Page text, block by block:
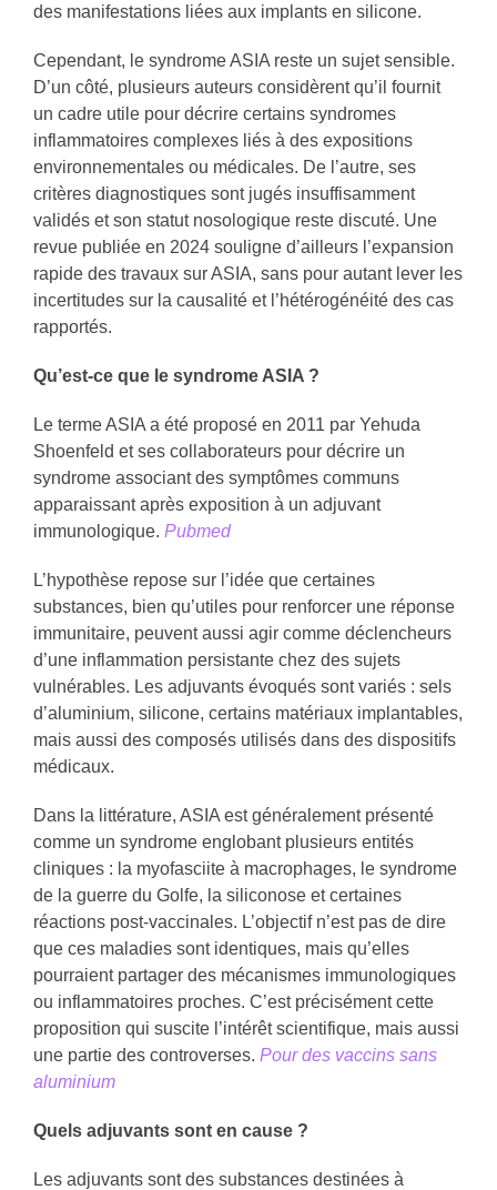
des manifestations liées aux implants en silicone.
Cependant, le syndrome ASIA reste un sujet sensible.
D’un côté, plusieurs auteurs considèrent qu’il fournit
un cadre utile pour décrire certains syndromes
inflammatoires complexes liés à des expositions
environnementales ou médicales. De l’autre, ses
critères diagnostiques sont jugés insuffisamment
validés et son statut nosologique reste discuté. Une
revue publiée en 2024 souligne d’ailleurs l’expansion
rapide des travaux sur ASIA, sans pour autant lever les
incertitudes sur la causalité et l’hétérogénéité des cas
rapportés.
Qu’est-ce que le syndrome ASIA ?
Le terme ASIA a été proposé en 2011 par Yehuda
Shoenfeld et ses collaborateurs pour décrire un
syndrome associant des symptômes communs
apparaissant après exposition à un adjuvant
immunologique. Pubmed
L’hypothèse repose sur l’idée que certaines
substances, bien qu’utiles pour renforcer une réponse
immunitaire, peuvent aussi agir comme déclencheurs
d’une inflammation persistante chez des sujets
vulnérables. Les adjuvants évoqués sont variés : sels
d’aluminium, silicone, certains matériaux implantables,
mais aussi des composés utilisés dans des dispositifs
médicaux.
Dans la littérature, ASIA est généralement présenté
comme un syndrome englobant plusieurs entités
cliniques : la myofasciite à macrophages, le syndrome
de la guerre du Golfe, la siliconose et certaines
réactions post-vaccinales. L’objectif n’est pas de dire
que ces maladies sont identiques, mais qu’elles
pourraient partager des mécanismes immunologiques
ou inflammatoires proches. C’est précisément cette
proposition qui suscite l’intérêt scientifique, mais aussi
une partie des controverses. Pour des vaccins sans
aluminium
Quels adjuvants sont en cause ?
Les adjuvants sont des substances destinées à